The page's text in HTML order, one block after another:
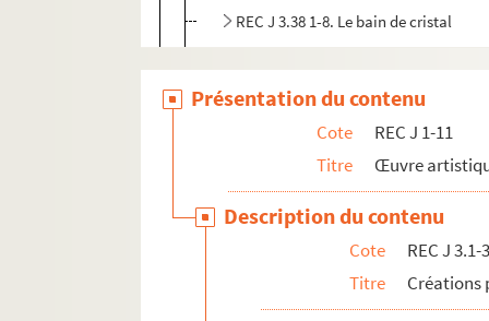
REC J 3.38 1-8. Le bain de cristal
REC J 3.40 1-3. Manger ours manger
REC J 4.1-27. Accueil au Théâtre des
REC J 5.1-24. Projets inaboutis.
REC J 6.1-2. Textes de pièce
REC J 7.1-2. Droits d'auteur
REC J 9.1-2. Alain Recoing directeur
Présentation du contenu
Cote
REC J 1-11
Titre
Œuvre
Description du contenu
Cote
REC J 3.1-
Titre
Créations